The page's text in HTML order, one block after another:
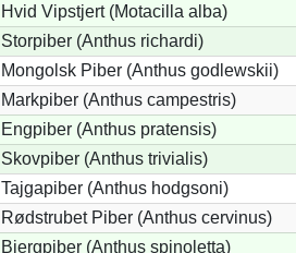
Hvid Vipstjert (Motacilla alba)
Storpiber (Anthus richardi)
Mongolsk Piber (Anthus godlewskii)
Markpiber (Anthus campestris)
Engpiber (Anthus pratensis)
Skovpiber (Anthus trivialis)
Tajgapiber (Anthus hodgsoni)
Rødstrubet Piber (Anthus cervinus)
Bjergpiber (Anthus spinoletta)